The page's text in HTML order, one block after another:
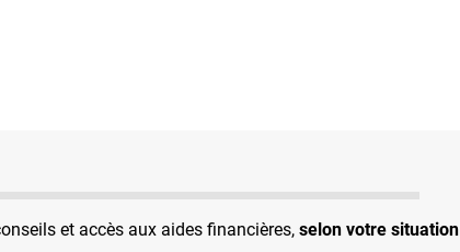
et accès aux aides financières,selon votre situation